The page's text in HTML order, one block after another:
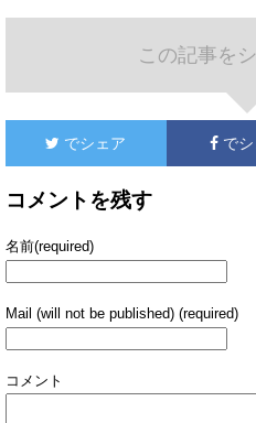
この記事を
でシェア で
コメントを残す
名前(required)
Mail (will not be published) (required)
コメント